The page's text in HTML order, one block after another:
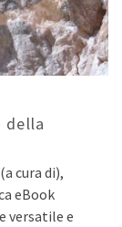
della
(a cura di),
eBook
versatile e